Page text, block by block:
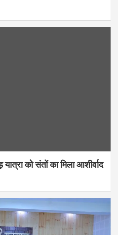
को संतों का मिला आशीर्वाद